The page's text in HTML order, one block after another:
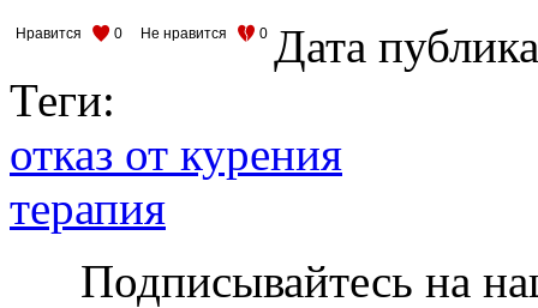
Нравится 0 Не нравится 0 Дата
Теги:
отказ от курения
терапия
Подписывайтесь на